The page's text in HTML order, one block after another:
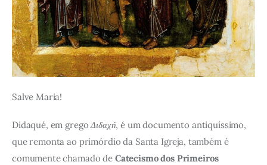
Salve Maria!
Didaqué, em gregoΔιδαχń, é um documento antiquíssimo,
que remonta ao primórdio da Santa Igreja, também é
comumente chamado de Catecismo dos Primeiros